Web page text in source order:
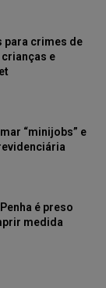
para crimes de
e
“minijobs” e
é preso
medida